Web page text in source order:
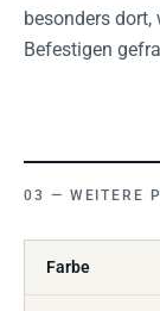
besonders
Befestigen
WEITERE
Farbe